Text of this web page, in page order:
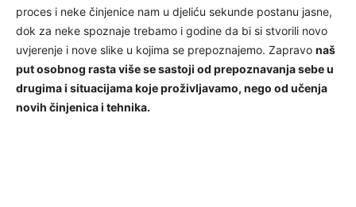
proces i neke činjenice nam u djeliću sekunde postanu jasne,
dok za neke spoznaje trebamo i godine da bi si stvorili novo
uvjerenje i nove slike u kojima se prepoznajemo. Zapravo naš
put osobnog rasta više se sastoji od prepoznavanja sebe u
drugima i situacijama koje proživljavamo, nego od učenja
novih činjenica i tehnika.